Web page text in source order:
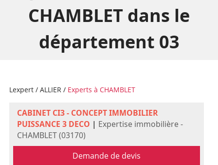
CHAMBLET dans le
département 03
Lexpert/ ALLIER/ Experts à CHAMBLET
CABINET CI3 - CONCEPT IMMOBILIER
PUISSANCE 3 DECO | Expertise immobilière -
CHAMBLET (03170)
Demande de devis